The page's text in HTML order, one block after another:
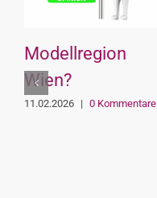
Modellregion
Wien?
11.02.2026 | 0 Kommentare